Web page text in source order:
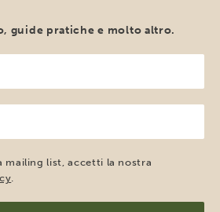
guide pratiche e molto altro.
mailing list, accetti la nostra
.